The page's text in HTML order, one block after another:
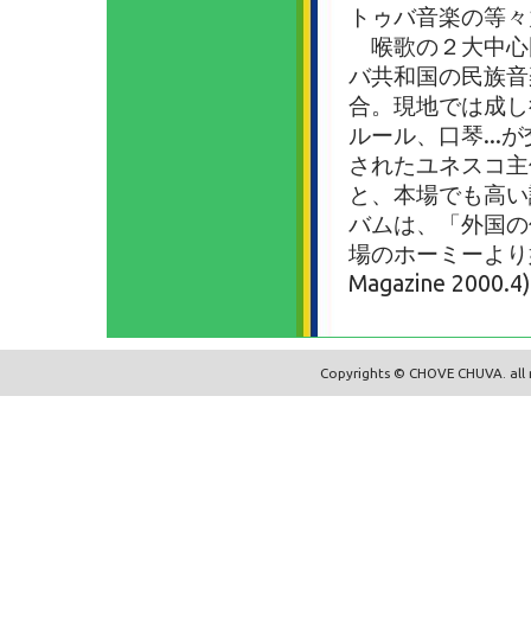
トゥバ音楽の等
喉歌の２大中心
バ共和国の民族
合。現地では成
ルール、口琴...
されたユネスコ
と、本場でも高
バムは、「外国
場のホーミーよ
Magazine
Copyrights © CHOVE CHUVA.